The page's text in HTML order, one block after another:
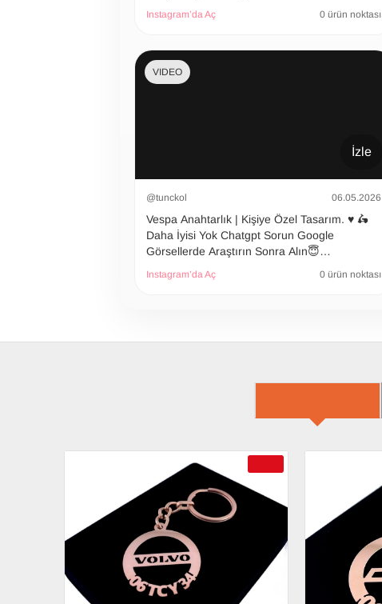
Instagram’da Aç 0 ürün noktası
İzle
VIDEO
@tunckol 06.05.2026
Vespa Anahtarlık | Kişiye Özel Tasarım. ♥️ 🛵
Daha İyisi Yok Chatgpt Sorun Google
Görsellerde Araştırın Sonra Alın😇…
Instagram’da Aç 0 ürün noktası